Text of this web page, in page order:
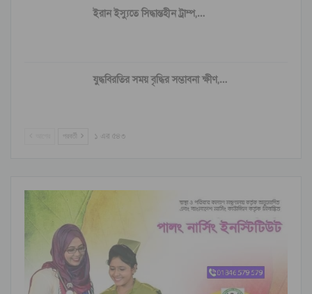
ইরান ইস্যুতে সিদ্ধান্তহীন ট্রাম্প,…
যুদ্ধবিরতির সময় বৃদ্ধির সম্ভাবনা ক্ষীণ,…
পরবর্তী ১ এর ৫৪৩